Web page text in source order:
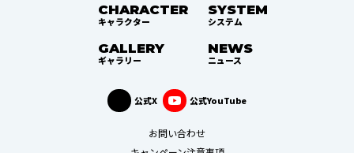
CHARACTER
キャラクター
SYSTEM
システム
GALLERY
ギャラリー
NEWS
ニュース
公式X 公式YouTube
お問い合わせ